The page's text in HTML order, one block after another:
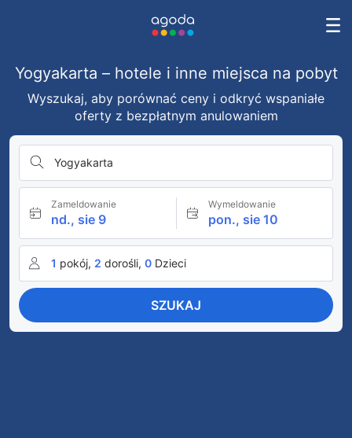
Yogyakarta – hotele i inne miejsca na pobyt
Wyszukaj, aby porównać ceny i odkryć wspaniałe
oferty z bezpłatnym anulowaniem
Yogyakarta
Zameldowanie
nd., sie 9
Wymeldowanie
pon., sie 10
1 pokój, 2 dorośli, 0 Dzieci
SZUKAJ